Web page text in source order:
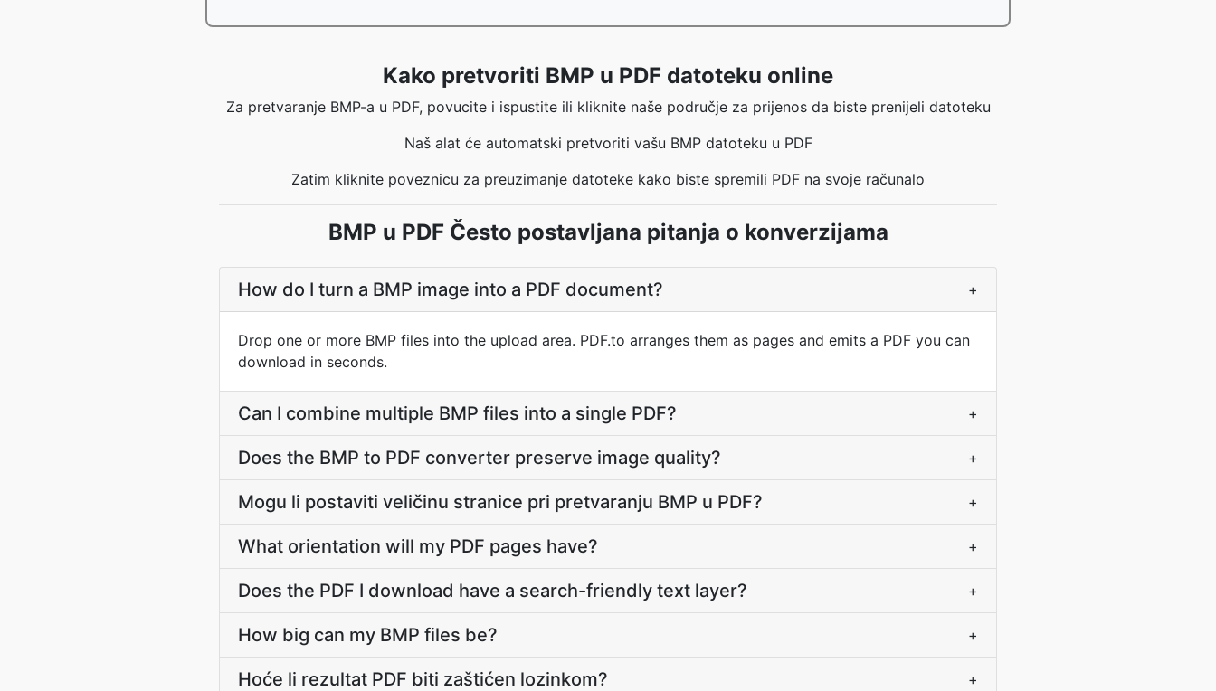
Kako pretvoriti BMP u PDF datoteku online
Za pretvaranje BMP-a u PDF, povucite i ispustite ili kliknite naše područje za prijenos da biste prenijeli datoteku
Naš alat će automatski pretvoriti vašu BMP datoteku u PDF
Zatim kliknite poveznicu za preuzimanje datoteke kako biste spremili PDF na svoje računalo
BMP u PDF Često postavljana pitanja o konverzijama
How do I turn a BMP image into a PDF document? +
Drop one or more BMP files into the upload area. PDF.to arranges them as pages and emits a PDF you can
download in seconds.
Can I combine multiple BMP files into a single PDF? +
Does the BMP to PDF converter preserve image quality? +
Mogu li postaviti veličinu stranice pri pretvaranju BMP u PDF? +
What orientation will my PDF pages have? +
Does the PDF I download have a search-friendly text layer? +
How big can my BMP files be? +
Hoće li rezultat PDF biti zaštićen lozinkom? +